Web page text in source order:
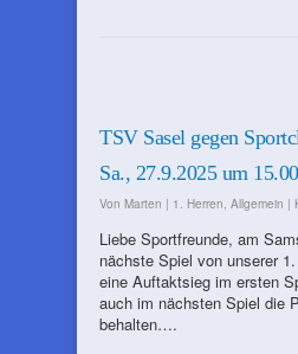
TSV Sasel gegen
Sa., 27.9.2025 um
Von Marten | 1. Herren, Allgemein |
Liebe Sportfreunde, am
nächste Spiel von unserer
eine Auftaktsieg im ersten
auch im nächsten Spiel die
behalten….